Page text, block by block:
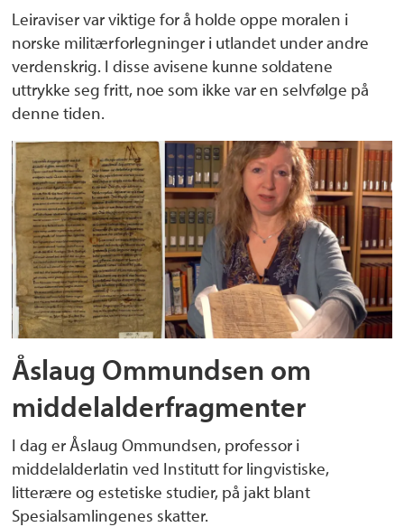
Leiraviser var viktige for å holde oppe moralen i
norske militærforlegninger i utlandet under andre
verdenskrig. I disse avisene kunne soldatene
uttrykke seg fritt, noe som ikke var en selvfølge på
denne tiden.
Åslaug Ommundsen om
middelalderfragmenter
I dag er Åslaug Ommundsen, professor i
middelalderlatin ved Institutt for lingvistiske,
litterære og estetiske studier, på jakt blant
Spesialsamlingenes skatter.